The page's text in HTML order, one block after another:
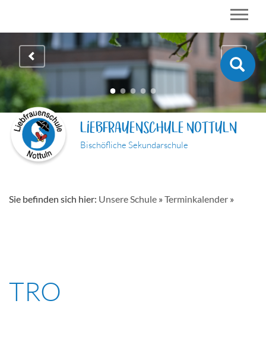
LIEBFRAUENSCHULE NOTTULN
Bischöfliche Sekundarschule
Sie befinden sich hier: Unsere Schule »Terminkalender »
TRO